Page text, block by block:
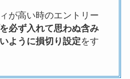
が高い時のエントリー
必ず入れて思わぬ含み
ように損切り設定をす